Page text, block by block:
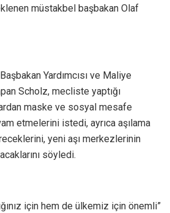
müstakbel başbakan Olaf
Yardımcısı ve Maliye
Scholz, mecliste yaptığı
maske ve sosyal mesafe
etmelerini istedi, ayrıca aşılama
yeni aşı merkezlerinin
söyledi.
için hem de ülkemiz için önemli”